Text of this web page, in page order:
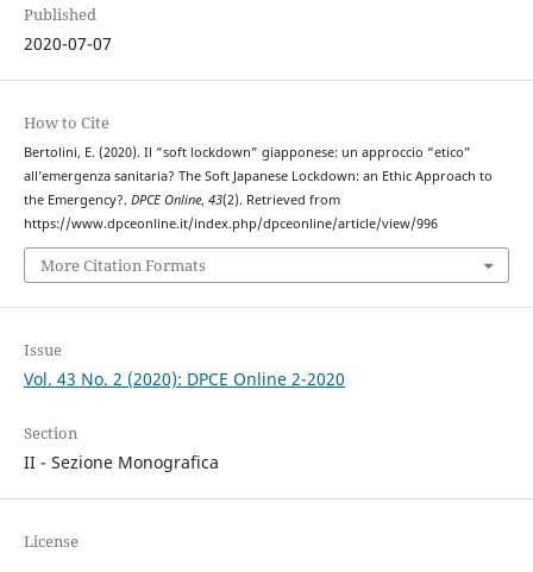
Published
2020-07-07
How to Cite
Bertolini, E. (2020). Il “soft lockdown” giapponese: un approccio “etico”
all’emergenza sanitaria? The Soft Japanese Lockdown: an Ethic Approach to
the Emergency?. DPCE Online, 43(2). Retrieved from
https://www.dpceonline.it/index.php/dpceonline/article/view/996
More Citation Formats
Issue
Vol. 43 No. 2 (2020): DPCE Online 2-2020
Section
II - Sezione Monografica
License